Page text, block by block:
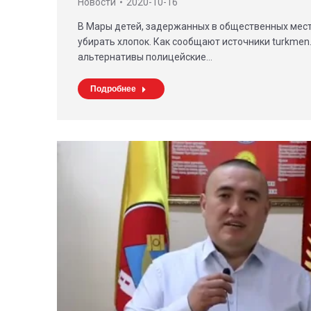
Новости 2020-10-16
В Мары детей, задержанных в общественных
убирать хлопок. Как сообщают источники
альтернативы полицейские…
Подробнее